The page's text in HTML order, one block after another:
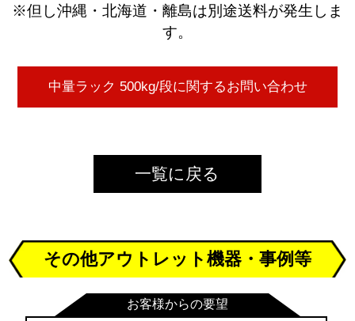
※但し沖縄・北海道・離島は別途送料が発生しま
す。
一覧に戻る
その他アウトレット機器・事例等
お客様からの要望